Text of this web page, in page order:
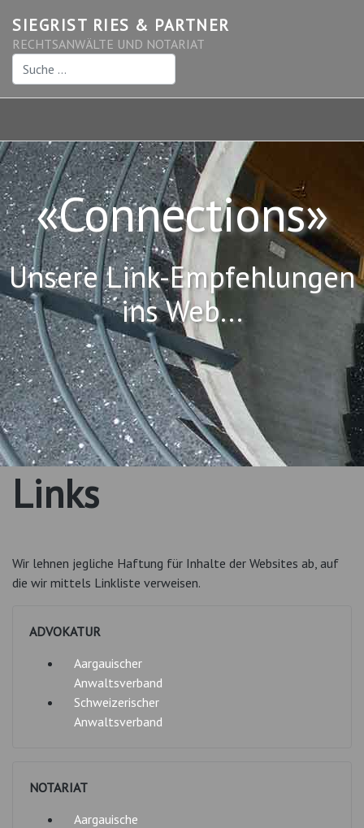
SIEGRIST RIES & PARTNER
RECHTSANWÄLTE UND NOTARIAT
Suchen
«Connections»
Unsere Link-Empfehlungen
ins Web...
Links
Wir lehnen jegliche Haftung für Inhalte der Websites ab, auf
die wir mittels Linkliste verweisen.
ADVOKATUR
Aargauischer
Anwaltsverband
Schweizerischer
Anwaltsverband
NOTARIAT
Aargauische